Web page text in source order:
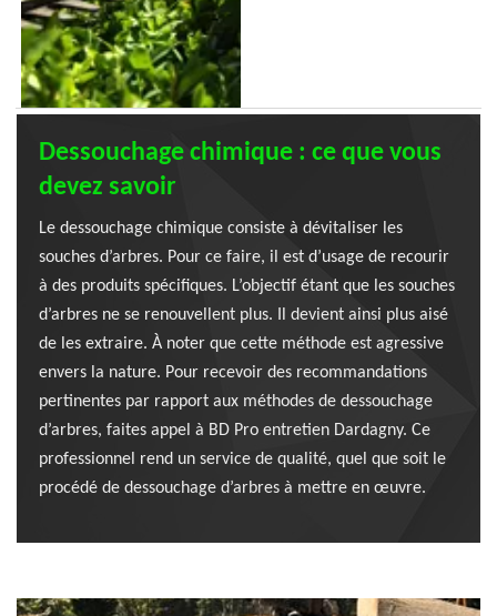
Dessouchage chimique : ce que vous
devez savoir
Le dessouchage chimique consiste à dévitaliser les
souches d’arbres. Pour ce faire, il est d’usage de recourir
à des produits spécifiques. L’objectif étant que les souches
d’arbres ne se renouvellent plus. Il devient ainsi plus aisé
de les extraire. À noter que cette méthode est agressive
envers la nature. Pour recevoir des recommandations
pertinentes par rapport aux méthodes de dessouchage
d’arbres, faites appel à BD Pro entretien Dardagny. Ce
professionnel rend un service de qualité, quel que soit le
procédé de dessouchage d’arbres à mettre en œuvre.